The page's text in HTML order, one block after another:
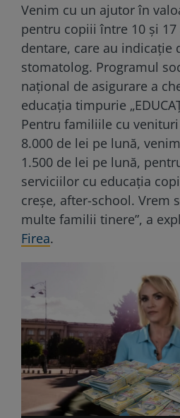
Venim cu un ajutor în
pentru copiii între 10 şi
dentare, care au indicaţie
stomatolog. Programul
naţional de asigurare a
educaţia timpurie
Pentru familiile cu
8.000 de lei pe lună,
1.500 de lei pe lună,
serviciilor cu educaţia
creşe, after-school. Vrem
multe familii tinere”, a
Firea.